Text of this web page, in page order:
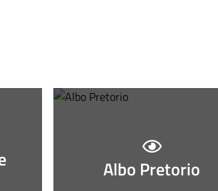
Albo Pretorio